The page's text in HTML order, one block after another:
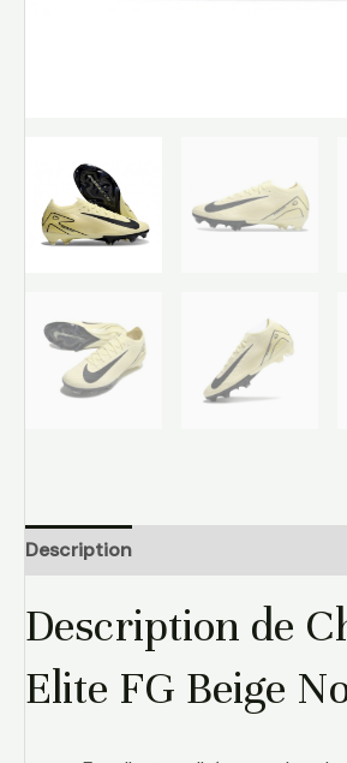
Description
Description de
Elite FG Beige